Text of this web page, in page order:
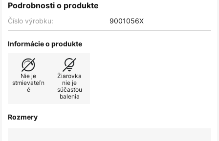
Podrobnosti o produkte
Číslo výrobku: 9001056X
Informácie o produkte
Nie je
stmievateľn
é
Žiarovka
nie je
súčasťou
balenia
Rozmery